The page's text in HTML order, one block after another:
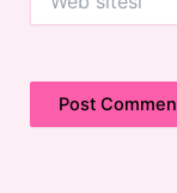
sitesi